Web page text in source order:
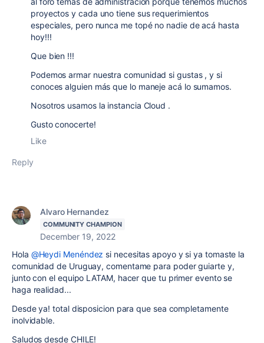
proyectos y cada uno tiene sus requerimientos
especiales, pero nunca me topé no nadie de acá hasta
hoy!!!
Que bien !!!
Podemos armar nuestra comunidad si gustas , y si
conoces alguien más que lo maneje acá lo sumamos.
Nosotros usamos la instancia Cloud .
Gusto conocerte!
Like
Reply
Alvaro Hernandez
COMMUNITY CHAMPION
December 19, 2022
Hola @Heydi Menéndez si necesitas apoyo y si ya tomaste la
comunidad de Uruguay, comentame para poder guiarte y,
junto con el equipo LATAM, hacer que tu primer evento se
haga realidad...
Desde ya! total disposicion para que sea completamente
inolvidable.
Saludos desde CHILE!